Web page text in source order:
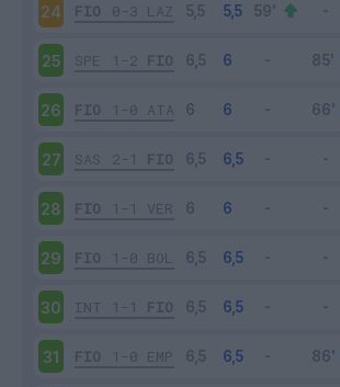
24 FIO 0-3 LAZ
25 SPE 1-2 FIO
26 FIO 1-0 ATA
27 SAS 2-1 FIO
28 FIO 1-1 VER
29 FIO 1-0 BOL
30 INT 1-1 FIO
31 FIO 1-0 EMP